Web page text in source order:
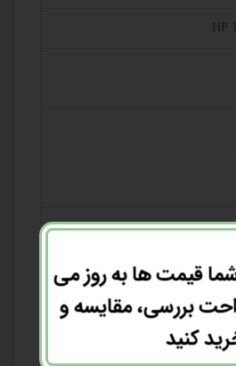
HP
اروپا
قیمت ها به روز می
بررسی، مقایسه و
کنید